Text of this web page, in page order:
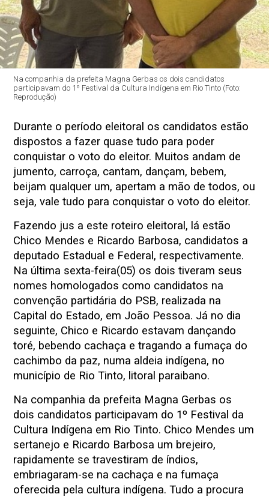
Na companhia da prefeita Magna Gerbas os dois candidatos
participavam do 1º Festival da Cultura Indígena em Rio Tinto (Foto:
Reprodução)
Durante o período eleitoral os candidatos estão
dispostos a fazer quase tudo para poder
conquistar o voto do eleitor. Muitos andam de
jumento, carroça, cantam, dançam, bebem,
beijam qualquer um, apertam a mão de todos, ou
seja, vale tudo para conquistar o voto do eleitor.
Fazendo jus a este roteiro eleitoral, lá estão
Chico Mendes e Ricardo Barbosa, candidatos a
deputado Estadual e Federal, respectivamente.
Na última sexta-feira(05) os dois tiveram seus
nomes homologados como candidatos na
convenção partidária do PSB, realizada na
Capital do Estado, em João Pessoa. Já no dia
seguinte, Chico e Ricardo estavam dançando
toré, bebendo cachaça e tragando a fumaça do
cachimbo da paz, numa aldeia indígena, no
município de Rio Tinto, litoral paraibano.
Na companhia da prefeita Magna Gerbas os
dois candidatos participavam do 1º Festival da
Cultura Indígena em Rio Tinto. Chico Mendes um
sertanejo e Ricardo Barbosa um brejeiro,
rapidamente se travestiram de índios,
embriagaram-se na cachaça e na fumaça
oferecida pela cultura indígena. Tudo a procura